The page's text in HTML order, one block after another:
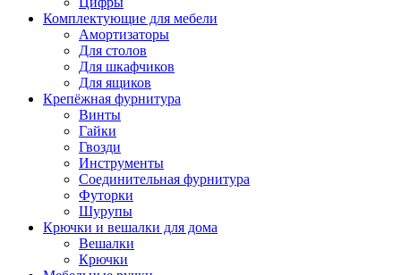
Комплектующие для мебели
Амортизаторы
Для столов
Для шкафчиков
Для ящиков
Крепёжная фурнитура
Винты
Гайки
Гвозди
Инструменты
Соединительная фурнитура
Футорки
Шурупы
Крючки и вешалки для дома
Вешалки
Крючки